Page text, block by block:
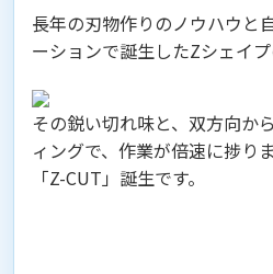
長年の刃物作りのノウハウと
ーションで誕生したZシェイプ
その鋭い切れ味と、双方向か
ィングで、作業が倍速に捗り
「Z-CUT」誕生です。